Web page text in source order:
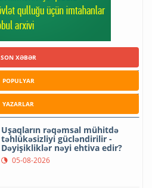
SON XƏBƏR
POPULYAR
YAZARLAR
Uşaqların rəqəmsal mühitdə
təhlükəsizliyi gücləndirilir -
Dəyişikliklər nəyi ehtiva edir?
05-08-2026